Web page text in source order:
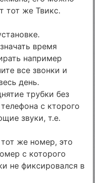
тот же Твикс.
время
например
все звонки и
день.
трубки без
с кторого
звуки, т.е.
же номер, это
с которого
не фиксировался в